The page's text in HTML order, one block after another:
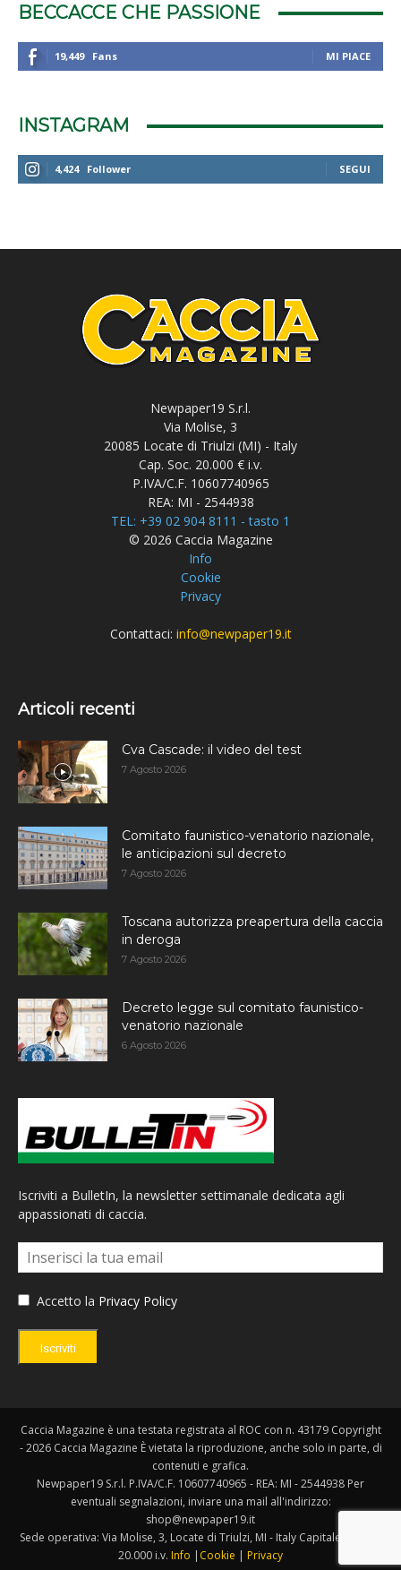
BECCACCE CHE PASSIONE
19,449 Fans MI PIACE
INSTAGRAM
4,424 Follower SEGUI
Newpaper19 S.r.l.
Via Molise, 3
20085 Locate di Triulzi (MI) - Italy
Cap. Soc. 20.000 € i.v.
P.IVA/C.F. 10607740965
REA: MI - 2544938
TEL: +39 02 904 8111 - tasto 1
© 2026 Caccia Magazine
Info
Cookie
Privacy
Contattaci: info@newpaper19.it
Articoli recenti
Cva Cascade: il video del test
7 Agosto 2026
Comitato faunistico-venatorio nazionale,
le anticipazioni sul decreto
7 Agosto 2026
Toscana autorizza preapertura della caccia
in deroga
7 Agosto 2026
Decreto legge sul comitato faunistico-
venatorio nazionale
6 Agosto 2026
Iscriviti a BulletIn, la newsletter settimanale dedicata agli
appassionati di caccia.
Accetto la Privacy Policy
Iscriviti
Caccia Magazine è una testata registrata al ROC con n. 43179 Copyright
- 2026 Caccia Magazine È vietata la riproduzione, anche solo in parte, di
contenuti e grafica.
Newpaper19 S.r.l. P.IVA/C.F. 10607740965 - REA: MI - 2544938 Per
eventuali segnalazioni, inviare una mail all'indirizzo:
shop@newpaper19.it
Sede operativa: Via Molise, 3, Locate di Triulzi, MI - Italy Capitale Sociale:
20.000 i.v. Info | Cookie | Privacy